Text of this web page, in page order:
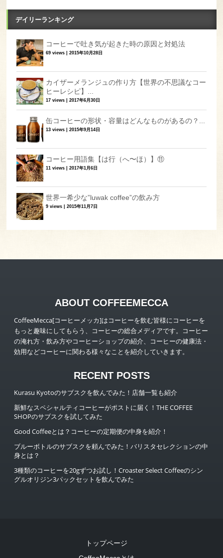
デイリーランキング
コーヒーで吐き気が起きた時の原因と対処法
69 views |2015年10月28日
カイザーメランジュの作り方【世界の不思議なコー
ヒーレシピ】...
17 views |2017年6月30日
缶コーヒーの形状・容量はどんなものがあるの？...
13 views |2015年9月14日
コーヒー用語集【は行（へ〜ほ）】⑪
11 views |2017年1月6日
世界一希少な”luwak coffee”の飲み方
9 views |2015年11月7日
ABOUT COFFEEMECCA
CoffeeMecca[コーヒーメッカ]はコーヒーを飲む皆様にコーヒーを
もっと趣味にしてもらう、コーヒーの総合メディアです。コーヒー
の淹れ方・飲み方やコーヒーショップの紹介、コーヒーの健康法・
効用などコーヒーに関わる様々なことを紹介していきます。
RECENT POSTS
Kurasu Kyotoのサブスクを飲んでみた！店舗一覧も紹介
新鮮なスペシャルティコーヒーがポストに届く！THE COFFEE
SHOPのサブスクを試してみた
Good Coffeeとは？コーヒーの定期便の中身を紹介！
ブルーボトルのサブスクを頼んでみた！バリスタセレクションの中
身とは？
3種類のコーヒーを20gずつお試し！Croaster Select Coffeeのシン
グルオリジン3パックセットを飲んでみた
トップページ